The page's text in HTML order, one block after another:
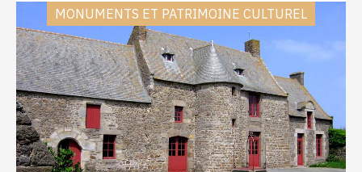
Faluns. Chaque billet vous permettra de profiter d'une
visite guidée au Château de Hac à une date à votre
convenance durant la saison d'ouverture de ce
monument de la même année. Une tenue de sport est
recommandée avec pantalon, haut à manches longues
et chaussures fermées à semelles lisses (les
chaussures à crampons type randonnée, les tongs, les
sandalettes sont à éviter). Si vous avez la peau
sensible, évitez le short et les manches courtes. Alors
à vos mirettes !
MONUMENTS ET PATRIMOINE CULTUREL